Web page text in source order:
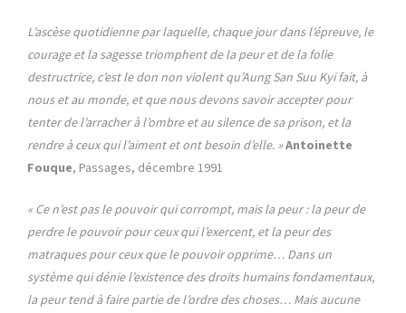
L’ascèse quotidienne par laquelle, chaque jour dans l’épreuve, le
courage et la sagesse triomphent de la peur et de la folie
destructrice, c’est le don non violent qu’Aung San Suu Kyi fait, à
nous et au monde, et que nous devons savoir accepter pour
tenter de l’arracher à l’ombre et au silence de sa prison, et la
rendre à ceux qui l’aiment et ont besoin d’elle. »Antoinette
Fouque, Passages, décembre 1991
« Ce n’est pas le pouvoir qui corrompt, mais la peur : la peur de
perdre le pouvoir pour ceux qui l’exercent, et la peur des
matraques pour ceux que le pouvoir opprime… Dans un
système qui dénie l’existence des droits humains fondamentaux,
la peur tend à faire partie de l’ordre des choses… Mais aucune